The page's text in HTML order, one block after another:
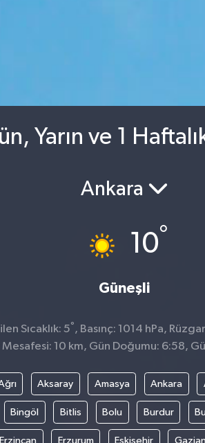
Yarın ve 1
Ankara
10°
Güneşli
Sıcaklık: 5° , Basınç: 1014 hPa,
10 km, Gün Doğumu: 6:58,
Aksaray Amasya Ankara
Bingöl Bitlis Bolu Burdur
Erzincan Erzurum Eskişehir